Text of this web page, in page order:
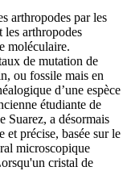
arthropodes par les
les arthropodes
moléculaire.
de mutation de
ou fossile mais en
d’une espèce
étudiante de
Suarez, a désormais
et précise, basée sur le
microscopique
cristal de